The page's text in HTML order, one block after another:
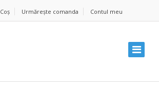
Coș Urmărește comanda Contul meu